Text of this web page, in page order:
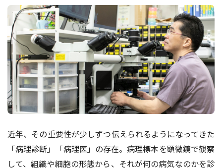
近年、その重要性が少しずつ伝えられるようになってきた
「病理診断」「病理医」の存在。病理標本を顕微鏡で観察
して、組織や細胞の形態から、それが何の病気なのかを診